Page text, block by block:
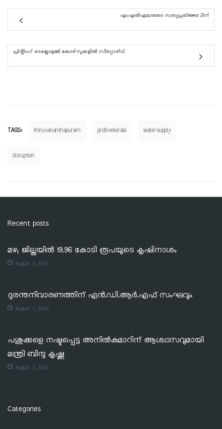
എംഎൽഎമാരുടെ സത്യപ്രതിജ്ഞ 21ന്
പ്രിന്റിംഗ് ടെക്നോളജി കോഴ്‌സുകളിൽ സീറ്റൊഴിവ്
TAGS: thiruvananthapuram prdlivekerala watersupply
disruption
Recent posts
മഴ; ജില്ലയില്‍ 19.96 കോടി രൂപയുടെ കൃഷിനാശം
August 7, 2026
ദുരന്തനിവാരണത്തിന് എൻ.ഡി.ആർ.എഫ് സംഘവും
August 7, 2026
പശുക്കളെ നഷ്ടപ്പെട്ട അനിൽകുമാറിന് ആശ്വാസവുമായി
മന്ത്രി ബിന്ദു കൃഷ്ണ
August 7, 2026
Categories